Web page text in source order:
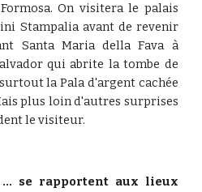
On visitera le palais
Stampalia avant de revenir
Santa Maria della Fava à
qui abrite la tombe de
la Pala d'argent cachée
plus loin d'autres surprises
le visiteur.
... se rapportent aux lieux